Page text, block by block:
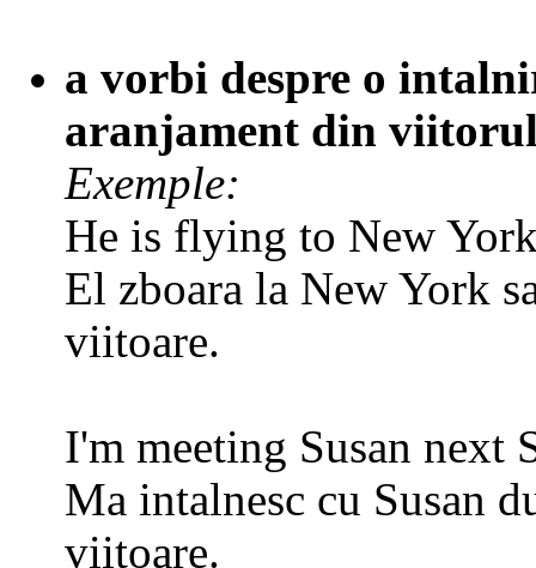
a vorbi despre o
aranjament din
Exemple:
He is flying to New
El zboara la New York
viitoare.
I'm meeting Susan next
Ma intalnesc cu Susan
viitoare.